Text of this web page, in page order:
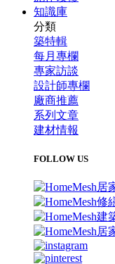
知識庫
分類
築特輯
每月專欄
專家訪談
設計師專欄
廠商推薦
系列文章
建材情報
FOLLOW US